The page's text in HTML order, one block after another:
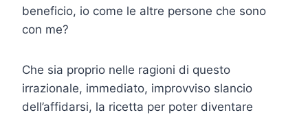
beneficio, io come le altre persone che sono
con me?
Che sia proprio nelle ragioni di questo
irrazionale, immediato, improvviso slancio
dell’affidarsi, la ricetta per poter diventare